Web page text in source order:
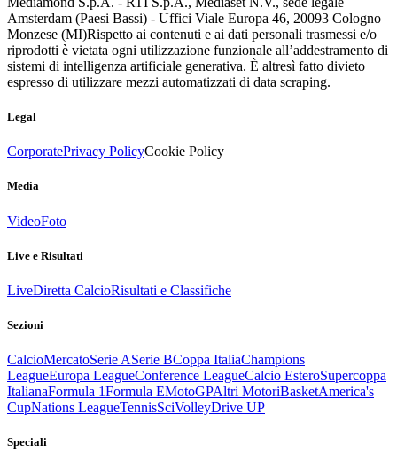
Amsterdam (Paesi Bassi) - Uffici Viale Europa 46, 20093 Cologno
Monzese (MI)Rispetto ai contenuti e ai dati personali trasmessi e/o
riprodotti è vietata ogni utilizzazione funzionale all’addestramento di
sistemi di intelligenza artificiale generativa. È altresì fatto divieto
espresso di utilizzare mezzi automatizzati di data scraping.
Legal
CorporatePrivacy PolicyCookie Policy
Media
VideoFoto
Live e Risultati
LiveDiretta CalcioRisultati e Classifiche
Sezioni
CalcioMercatoSerie ASerie BCoppa ItaliaChampions
LeagueEuropa LeagueConference LeagueCalcio EsteroSupercoppa
ItalianaFormula 1Formula EMotoGPAltri MotoriBasketAmerica's
CupNations LeagueTennisSciVolleyDrive UP
Speciali